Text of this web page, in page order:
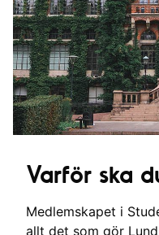
Varför ska
Medlemskapet i
allt det som gör